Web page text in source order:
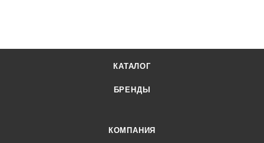
КАТАЛОГ
БРЕНДЫ
КОМПАНИЯ